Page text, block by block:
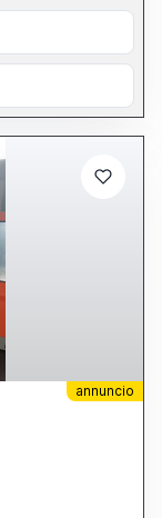
annuncio